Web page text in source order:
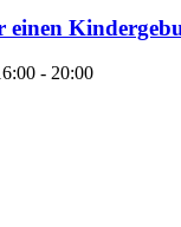
einen
- 20:00